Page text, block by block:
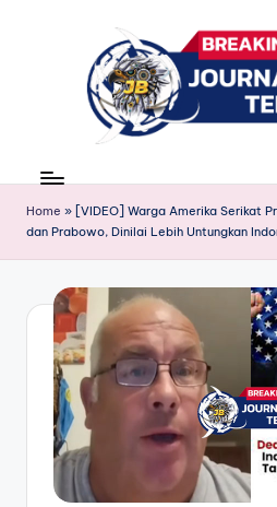
r
n
a
B
ri
news
Home » [VIDEO] Warga Amerika Serikat
dan Prabowo, Dinilai Lebih Untungkan